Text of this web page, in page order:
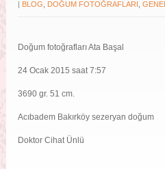
| BLOG DOĞUM FOTOĞRAFLARI ,GENEL
Doğum fotoğrafları Ata Başal
24 Ocak 2015 saat 7:57
3690 gr. 51 cm.
Acıbadem Bakırköy sezeryan doğum
Doktor Cihat Ünlü